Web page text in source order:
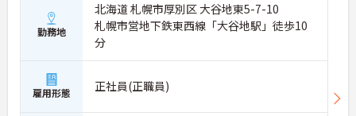
勤務地
北海道 札幌市厚別区 大谷地東5-7-10
札幌市営地下鉄東西線「大谷地駅」徒歩10
分
雇用形態 正社員(正職員)